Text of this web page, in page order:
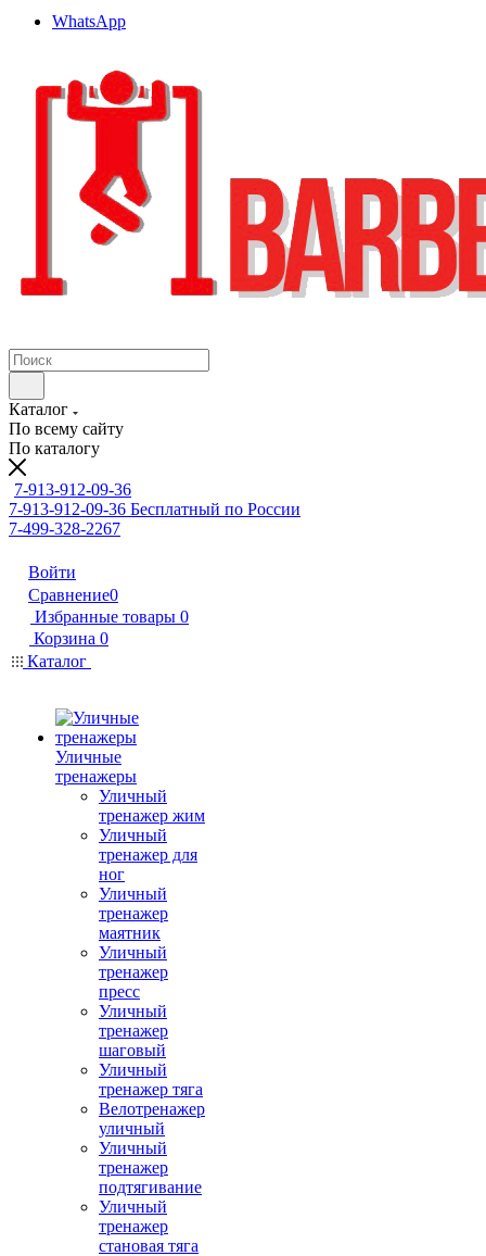
WhatsApp
Каталог
По всему сайту
По каталогу
7-913-912-09-36
7-913-912-09-36 Бесплатный по России
7-499-328-2267
Войти
Сравнение0
Избранные товары 0
Корзина 0
Каталог
Уличные
тренажеры
Уличный
тренажер жим
Уличный
тренажер для
ног
Уличный
тренажер
маятник
Уличный
тренажер
пресс
Уличный
тренажер
шаговый
Уличный
тренажер тяга
Велотренажер
уличный
Уличный
тренажер
подтягивание
Уличный
тренажер
становая тяга